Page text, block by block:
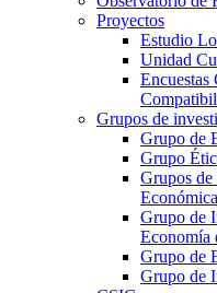
Proyectos
Estudio
Unidad
Encuestas
Grupos de
Grupo de
Grupo
Grupos
Económica
Grupo de
Economía
Grupo de
Grupo de